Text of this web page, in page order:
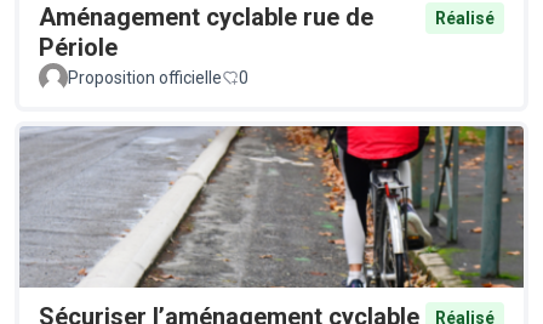
Aménagement cyclable rue de
Périole
Réalisé
Proposition officielle 0
Sécuriser l’aménagement cyclable Réalisé